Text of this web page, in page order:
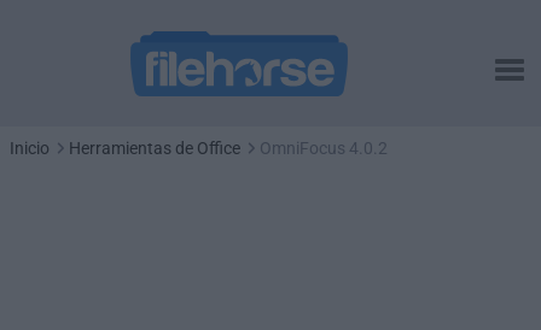
Inicio Herramientas de Office OmniFocus 4.0.2